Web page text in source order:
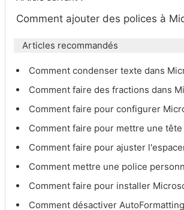
Comment ajouter des polices à
Articles recommandés
Comment condenser texte dans
Comment faire des fractions dans
Comment faire pour configurer
Comment faire pour mettre une
Comment faire pour ajuster
Comment mettre une police
Comment faire pour installer
Comment désactiver